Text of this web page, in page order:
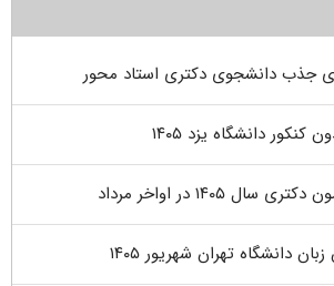
جذب دانشجوی دکتری استاد محور
دانشگاه یزد ۱۴۰۵
۱۴۰۵ در اواخر مرداد
دانشگاه تهران شهریور ۱۴۰۵